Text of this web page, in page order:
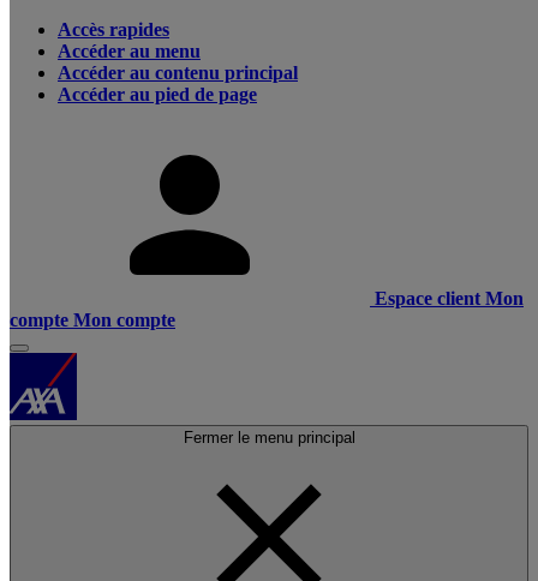
Accès rapides
Accéder au menu
Accéder au contenu principal
Accéder au pied de page
Espace client Mon
compte Mon compte
Fermer le menu principal